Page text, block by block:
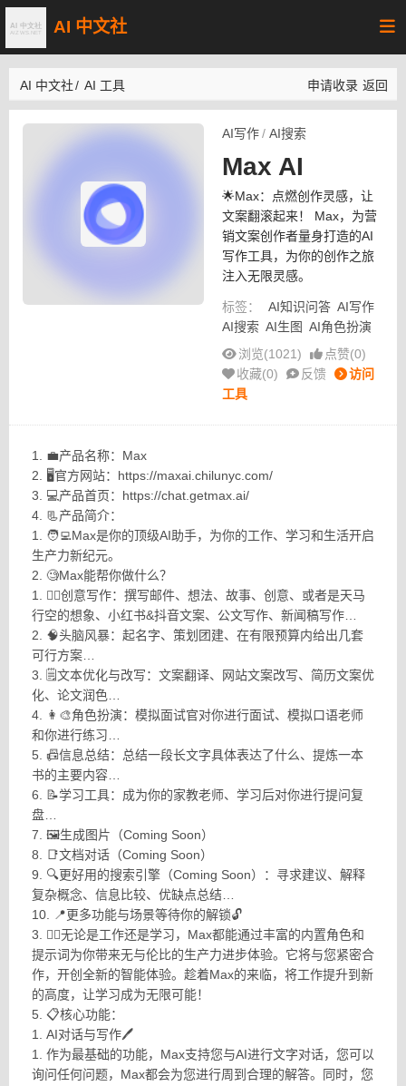
AI 中文社
AI 中文社/ AI 工具 申请收录 返回
AI写作/ AI搜索
Max AI
🌟Max：点燃创作灵感，让
文案翻滚起来！ Max，为营
销文案创作者量身打造的AI
写作工具，为你的创作之旅
注入无限灵感。
标签： AI知识问答 AI写作
AI搜索 AI生图 AI角色扮演
浏览(1021)
点赞(0)
收藏(0) 反馈
访问
工具
1. 💼产品名称：Max
2. 🖥官方网站：https://maxai.chilunyc.com/
3. 💻产品首页：https://chat.getmax.ai/
4. 📃产品简介：
1. 🧑‍💻Max是你的顶级AI助手，为你的工作、学习和生活开启
生产力新纪元。
2. 🧐Max能帮你做什么？
1. ✍🏻创意写作：撰写邮件、想法、故事、创意、或者是天马
行空的想象、小红书&抖音文案、公文写作、新闻稿写作…
2. 🧠头脑风暴：起名字、策划团建、在有限预算内给出几套
可行方案…
3. 🗒文本优化与改写：文案翻译、网站文案改写、简历文案优
化、论文润色…
4. 👩‍🎨‍角色扮演：模拟面试官对你进行面试、模拟口语老师
和你进行练习…
5. 📠信息总结：总结一段长文字具体表达了什么、提炼一本
书的主要内容…
6. 📝学习工具：成为你的家教老师、学习后对你进行提问复
盘…
7. 🖼生成图片（Coming Soon）
8. 📑文档对话（Coming Soon）
9. 🔍更好用的搜索引擎（Coming Soon）：寻求建议、解释
复杂概念、信息比较、优缺点总结…
10. 📍更多功能与场景等待你的解锁🔓
3. 🙆‍♂️无论是工作还是学习，Max都能通过丰富的内置角色和
提示词为你带来无与伦比的生产力进步体验。它将与您紧密合
作，开创全新的智能体验。趁着Max的来临，将工作提升到新
的高度，让学习成为无限可能！
5. 📋核心功能：
1. AI对话与写作🖊
1. 作为最基础的功能，Max支持您与AI进行文字对话，您可以
询问任何问题，Max都会为您进行周到合理的解答。同时，您